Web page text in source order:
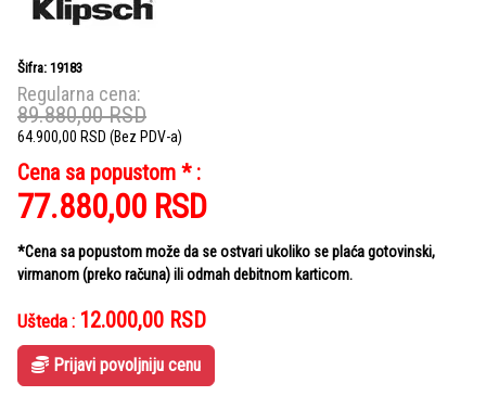
Šifra: 19183
Regularna cena:
89.880,00RSD
64.900,00 RSD (Bez PDV-a)
Cena sa popustom * :
77.880,00 RSD
*Cena sa popustom može da se ostvari ukoliko se plaća gotovinski,
virmanom (preko računa) ili odmah debitnom karticom.
Ušteda : 12.000,00 RSD
Prijavi povoljniju cenu